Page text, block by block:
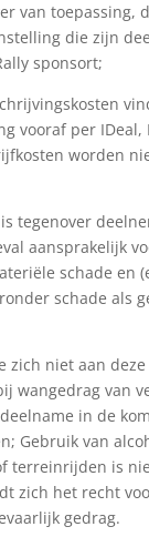
van toepassing,
die zijn
sponsort;
vooraf per IDeal,
worden
tegenover
aansprakelijk
schade en
schade als
zich niet aan
wangedrag van
in de
Gebruik van
terreinrijden is
zich het recht
gedrag.